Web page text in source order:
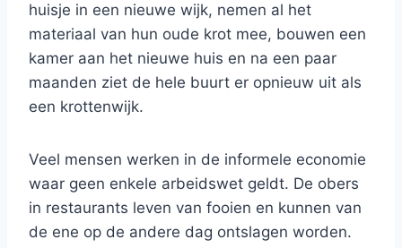
huisje in een nieuwe wijk, nemen al het
materiaal van hun oude krot mee, bouwen een
kamer aan het nieuwe huis en na een paar
maanden ziet de hele buurt er opnieuw uit als
een krottenwijk.
Veel mensen werken in de informele economie
waar geen enkele arbeidswet geldt. De obers
in restaurants leven van fooien en kunnen van
de ene op de andere dag ontslagen worden.